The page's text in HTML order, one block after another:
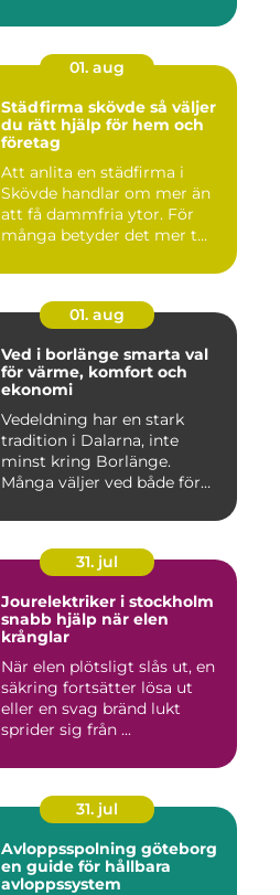
01. aug
Städfirma skövde så väljer
du rätt hjälp för hem och
företag
Att anlita en städfirma i
Skövde handlar om mer än
att få dammfria ytor. För
många betyder det mer t...
01. aug
Ved i borlänge smarta val
för värme, komfort och
ekonomi
Vedeldning har en stark
tradition i Dalarna, inte
minst kring Borlänge.
Många väljer ved både för
31. jul
Jourelektriker i stockholm
snabb hjälp när elen
krånglar
När elen plötsligt slås ut, en
säkring fortsätter lösa ut
eller en svag bränd lukt
sprider sig från ...
31. jul
Avloppsspolning göteborg
en guide för hållbara
avloppssystem